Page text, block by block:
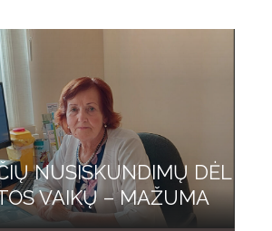
NUSISKUNDIMŲ DĖL
VAIKŲ – MAŽUMA